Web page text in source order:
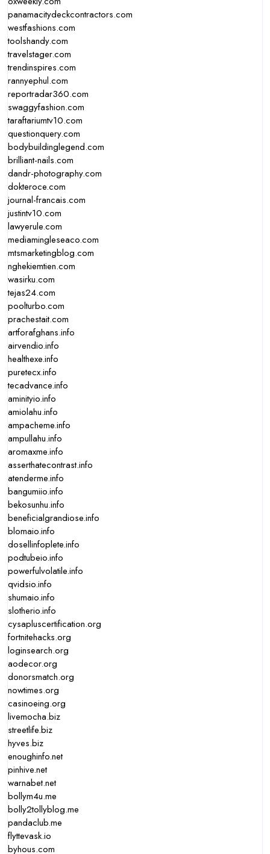
panamacitydeckcontractors.com
westfashions.com
toolshandy.com
travelstager.com
trendinspires.com
rannyephul.com
reportradar360.com
swaggyfashion.com
taraftariumtv10.com
questionquery.com
bodybuildinglegend.com
brilliant-nails.com
dandr-photography.com
dokteroce.com
journal-francais.com
justintv10.com
lawyerule.com
mediamingleseaco.com
mtsmarketingblog.com
nghekiemtien.com
wasirku.com
tejas24.com
poolturbo.com
prachestait.com
artforafghans.info
airvendio.info
healthexe.info
puretecx.info
tecadvance.info
aminityio.info
amiolahu.info
ampacheme.info
ampullahu.info
aromaxme.info
asserthatecontrast.info
atenderme.info
bangumiio.info
bekosunhu.info
beneficialgrandiose.info
blomaio.info
dosellinfoplete.info
podtubeio.info
powerfulvolatile.info
qvidsio.info
shumaio.info
slotherio.info
cysapluscertification.org
fortnitehacks.org
loginsearch.org
aodecor.org
donorsmatch.org
nowtimes.org
casinoeing.org
livemocha.biz
streetlife.biz
hyves.biz
enoughinfo.net
pinhive.net
warnabet.net
bollym4u.me
bolly2tollyblog.me
pandaclub.me
flyttevask.io
byhous.com